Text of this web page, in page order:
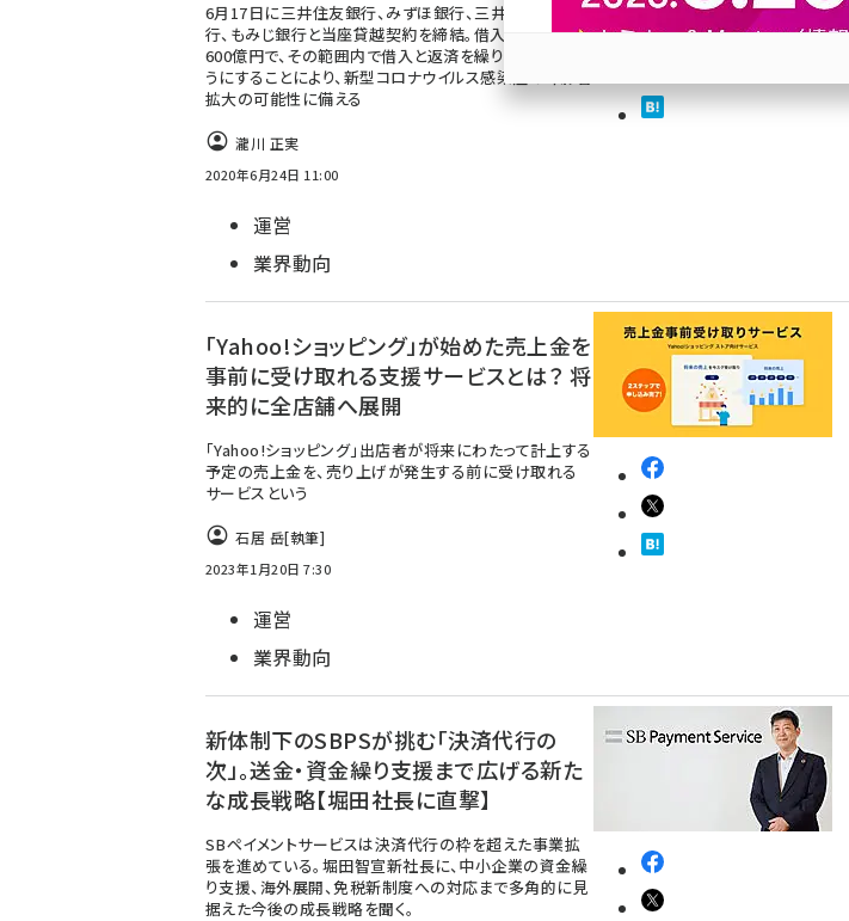
6月17日に三井住友銀行、みずほ銀行、三井住友信託銀
行、もみじ銀行と当座貸越契約を締結。借入限度額は
600億円で、その範囲内で借入と返済を繰り返しできるよ
うにすることにより、新型コロナウイルス感染症の今影響
拡大の可能性に備える
瀧川 正実
2020年6月24日 11:00
運営
業界動向
「Yahoo!ショッピング」が始めた売上金を
事前に受け取れる支援サービスとは？ 将
来的に全店舗へ展開
「Yahoo!ショッピング」出店者が将来にわたって計上する
予定の売上金を、売り上げが発生する前に受け取れる
サービスという
石居 岳[執筆]
2023年1月20日 7:30
運営
業界動向
新体制下のSBPSが挑む「決済代行の
次」。送金・資金繰り支援まで広げる新た
な成長戦略【堀田社長に直撃】
SBペイメントサービスは決済代行の枠を超えた事業拡
張を進めている。堀田智宣新社長に、中小企業の資金繰
り支援、海外展開、免税新制度への対応まで多角的に見
据えた今後の成長戦略を聞く。